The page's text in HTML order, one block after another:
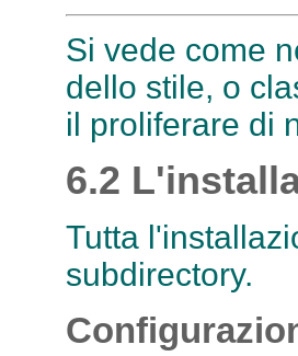
Si vede come
dello stile, o
il proliferare di
6.2
Tutta
subdirectory.